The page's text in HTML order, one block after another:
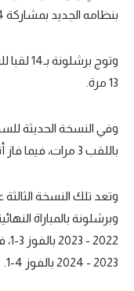
بنظامه الجديد بمشاركة 4 فرق.
وتوج
13 مرة.
باللقب 3 مرات، فيما فاز أتليتك بلباو مرة وبرشلونة بلقب وحيد.
وتعد تلك النسخة الثالثة
وبرشلونة بالمباراة
2023 - 2024 بالفوز 4-1.